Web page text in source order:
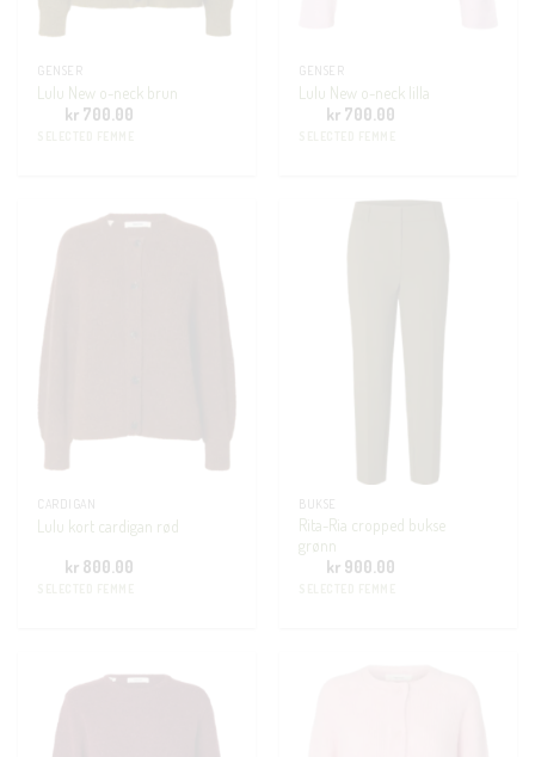
GENSER
Lulu New o-neck brun
kr 700.00
GENSER
Lulu New o-neck lilla
kr 700.00
CARDIGAN
Lulu kort cardigan rød
kr 800.00
BUKSE
Rita-Ria cropped bukse
grønn
kr 900.00